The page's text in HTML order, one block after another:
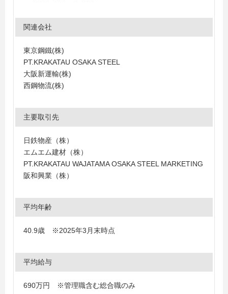
関連会社
東京鋼鐵(株)
PT.KRAKATAU OSAKA STEEL
大阪新運輸(株)
西鋼物流(株)
主要取引先
日鉄物産（株）
エムエム建材（株）
PT.KRAKATAU WAJATAMA OSAKA STEEL MARKETING
阪和興業（株）
平均年齢
40.9歳 ※2025年3月末時点
平均給与
690万円 ※管理職含む総合職のみ